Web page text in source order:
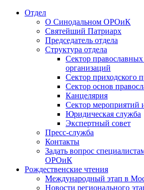
Отдел
О Синодальном ОРОиК
Святейший Патриарх
Председатель отдела
Структура отдела
Сектор
организаций
Сектор приходского
Сектор основ
Канцелярия
Сектор мероприятий
Юридическая служба
Экспертный совет
Пресс-служба
Контакты
Задать вопрос
ОРОиК
Рождественские чтения
Международный этап в
Новости регионального